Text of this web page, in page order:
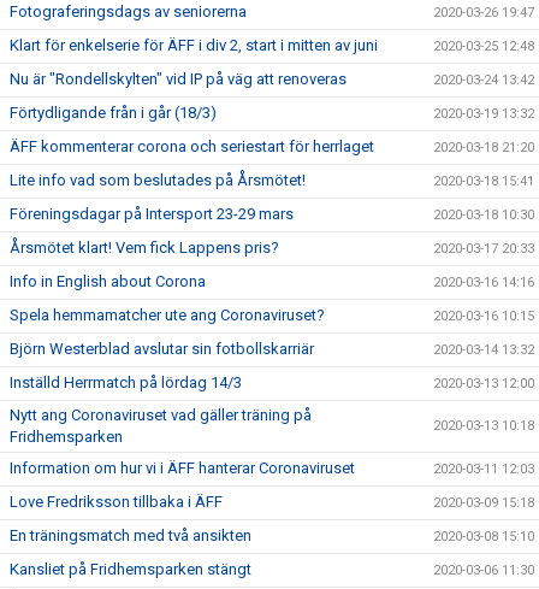
Fotograferingsdags av seniorerna 2020-03-26 19:47
Klart för enkelserie för ÄFF i div 2, start i mitten av juni 2020-03-25 12:48
Nu är "Rondellskylten" vid IP på väg att renoveras 2020-03-24 13:42
Förtydligande från i går (18/3) 2020-03-19 13:32
ÄFF kommenterar corona och seriestart för herrlaget 2020-03-18 21:20
Lite info vad som beslutades på Årsmötet! 2020-03-18 15:41
Föreningsdagar på Intersport 23-29 mars 2020-03-18 10:30
Årsmötet klart! Vem fick Lappens pris? 2020-03-17 20:33
Info in English about Corona 2020-03-16 14:16
Spela hemmamatcher ute ang Coronaviruset? 2020-03-16 10:15
Björn Westerblad avslutar sin fotbollskarriär 2020-03-14 13:32
Inställd Herrmatch på lördag 14/3 2020-03-13 12:00
Nytt ang Coronaviruset vad gäller träning på
Fridhemsparken
2020-03-13 10:18
Information om hur vi i ÄFF hanterar Coronaviruset 2020-03-11 12:03
Love Fredriksson tillbaka i ÄFF 2020-03-09 15:18
En träningsmatch med två ansikten 2020-03-08 15:10
Kansliet på Fridhemsparken stängt 2020-03-06 11:30